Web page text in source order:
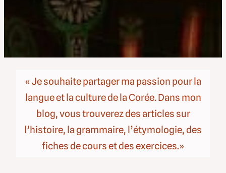
« Je souhaite partager ma passion pour la
langue et la culture de la Corée. Dans mon
blog, vous trouverez des articles sur
l’histoire, la grammaire, l’étymologie, des
fiches de cours et des exercices.»